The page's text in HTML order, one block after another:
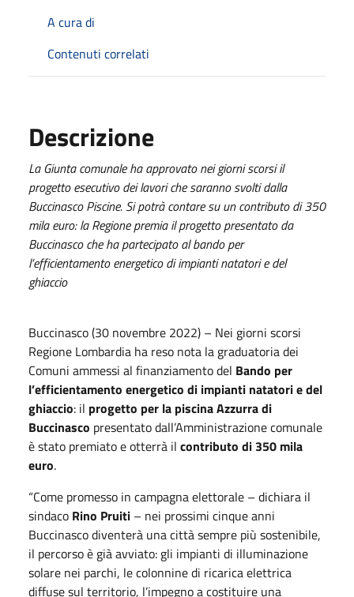
A cura di
Contenuti correlati
Descrizione
La Giunta comunale ha approvato nei giorni scorsi il
progetto esecutivo dei lavori che saranno svolti dalla
Buccinasco Piscine. Si potrà contare su un contributo di 350
mila euro: la Regione premia il progetto presentato da
Buccinasco che ha partecipato al bando per
l’efficientamento energetico di impianti natatori e del
ghiaccio
Buccinasco (30 novembre 2022) – Nei giorni scorsi
Regione Lombardia ha reso nota la graduatoria dei
Comuni ammessi al finanziamento del Bando per
l’efficientamento energetico di impianti natatori e del
ghiaccio: il progetto per la piscina Azzurra di
Buccinasco presentato dall’Amministrazione comunale
è stato premiato e otterrà il contributo di 350 mila
euro.
“Come promesso in campagna elettorale – dichiara il
sindaco Rino Pruiti – nei prossimi cinque anni
Buccinasco diventerà una città sempre più sostenibile,
il percorso è già avviato: gli impianti di illuminazione
solare nei parchi, le colonnine di ricarica elettrica
diffuse sul territorio, l’impegno a costituire una